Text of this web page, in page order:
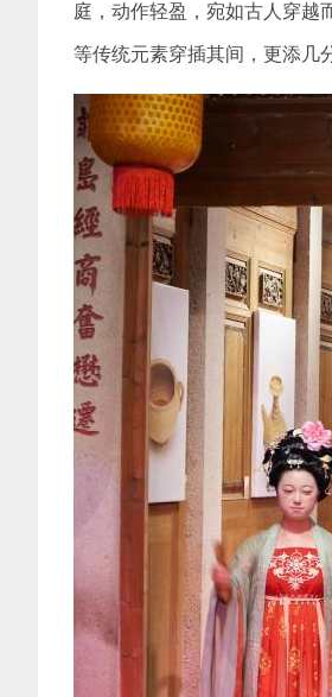
庭，动作轻盈，宛如古人穿越
等传统元素穿插其间，更添几